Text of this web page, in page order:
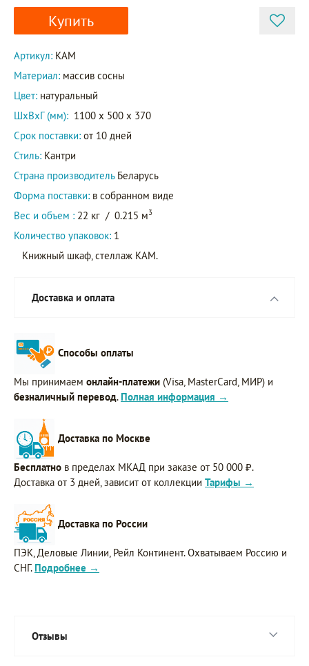
Купить
Артикул: KAM
Материал: массив сосны
Цвет: натуральный
ШxВxГ (мм): 1100 x 500 x 370
Срок поставки: от 10 дней
Стиль: Кантри
Страна производитель Беларусь
Форма поставки: в собранном виде
Вес и объем : 22 кг / 0.215 м3
Количество упаковок: 1
Книжный шкаф, стеллаж KAM.
Доставка и оплата
Способы оплаты
Мы принимаем онлайн-платежи (Visa, MasterCard, МИР) и
безналичный перевод. Полная информация →
Доставка по Москве
Бесплатно в пределах МКАД при заказе от 50 000 ₽.
Доставка от 3 дней, зависит от коллекции Тарифы →
Доставка по России
ПЭК, Деловые Линии, Рейл Континент. Охватываем Россию и
СНГ. Подробнее →
Отзывы